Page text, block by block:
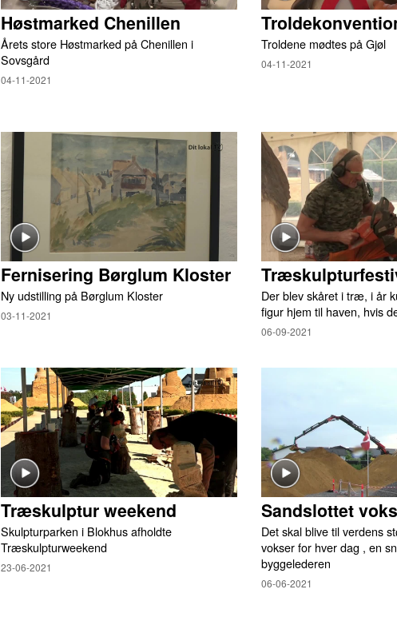
Høstmarked Chenillen
Årets store Høstmarked på Chenillen i
Sovsgård
04-11-2021
Troldene mødtes på Gjøl
04-11-2021
Fernisering Børglum Kloster
Ny udstilling på Børglum Kloster
03-11-2021
Der blev skåret i træ, i år
figur hjem til haven, hvis
06-09-2021
Træskulptur weekend
Skulpturparken i Blokhus afholdte
Træskulpturweekend
23-06-2021
Sandslottet
Det skal blive til verdens
vokser for hver dag , en
byggelederen
06-06-2021